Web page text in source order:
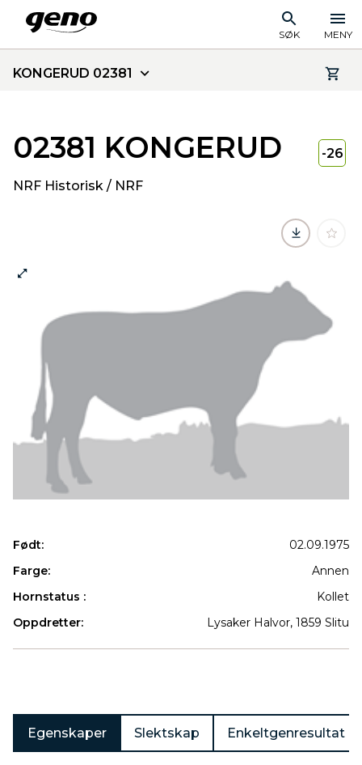
SØK MENY
KONGERUD 02381
02381 KONGERUD
NRF Historisk / NRF
-26
Født:
02.09.1975
Farge:
Annen
Hornstatus :
Kollet
Oppdretter:
Lysaker Halvor, 1859 Slitu
Egenskaper Slektskap Enkeltgenresultat